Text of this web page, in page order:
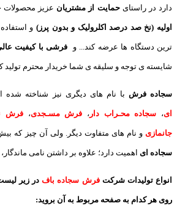
دارد در راستایحمایت از مشتریان عزیز محصولات
اولیه (نخ صد درصد اکلرولیک و بدون پرز) و
ترین دستگاه ها عرضه کند... و فرشی با کیفیت عالی
شایسته ی توجه و سلیقه ی شما خریدار محترم تولید
سجاده فرش با نام های دیگری نیز شناخته
ای، سجاده محـراب دار ، فرش مسـجدی،فرش
جانمازی و نام های متفاوت دیگر. ولی آن چیز که
سجاده ای اهمیت دارد؛ علاوه بر داشتن نامی
انواع تولیدات شرکتفرش سجاده بافدر زیر
روی هر کدام به صفحه مربوط به آن بروید: